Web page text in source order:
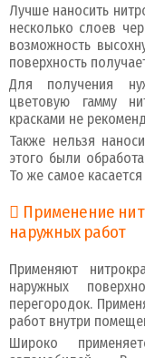
Лучше наносить
несколько слоев
возможность
поверхность
Для получения
цветовую гамму
красками не
Также нельзя
этого были
То же самое
Применение
наружных работ
Применяют
наружных
перегородок.
работ внутри
Широко